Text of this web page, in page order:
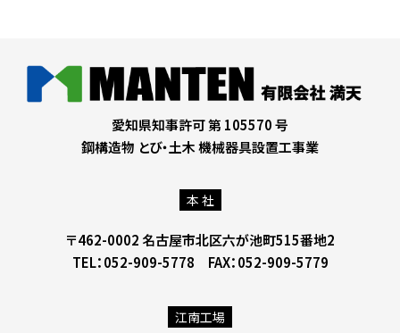
愛知県知事許可 第 105570 号
鋼構造物 とび・土木 機械器具設置工事業
本 社
〒462-0002 名古屋市北区六が池町515番地2
TEL：052-909-5778 FAX：052-909-5779
江南工場